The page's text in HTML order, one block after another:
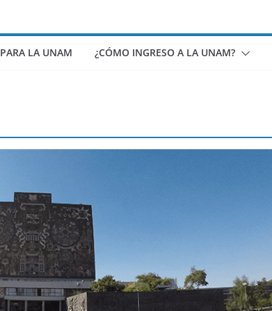
LA UNAM ¿CÓMO INGRESO A LA UNAM?